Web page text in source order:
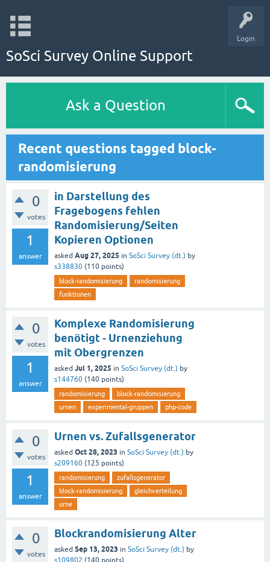
Login
SoSci Survey Online Support
Ask a Question
Recent questions tagged block-
randomisierung
0
votes
1
answer
in Darstellung des
Fragebogens fehlen
Randomisierung/Seiten
Kopieren Optionen
asked Aug 27, 2025 in SoSci Survey (dt.) by
s338830 (110 points)
block-randomisierung
randomisierung
funktionen
0
votes
1
answer
Komplexe Randomisierung
benötigt - Urnenziehung
mit Obergrenzen
asked Jul 1, 2025 in SoSci Survey (dt.) by
s144760 (140 points)
randomisierung
block-randomisierung
urnen
experimental-gruppen php-code
0
votes
1
answer
Urnen vs. Zufallsgenerator
asked Oct 28, 2023 in SoSci Survey (dt.) by
s209160 (125 points)
randomisierung
zufallsgenerator
block-randomisierung
gleichverteilung
urne
0
votes
Blockrandomisierung Alter
asked Sep 13, 2023 in SoSci Survey (dt.) by
s109802 (140 points)